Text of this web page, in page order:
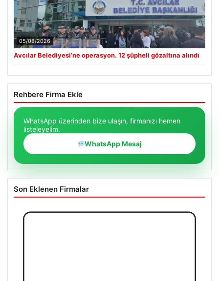
05/08/2026
Avcılar Belediyesi’ne operasyon. 12 şüpheli gözaltına alındı
Rehbere Firma Ekle
WhatsApp üzerinden bize ulaşın, firmanızı hemen
listeleyelim.
WhatsApp Mesaj
Son Eklenen Firmalar